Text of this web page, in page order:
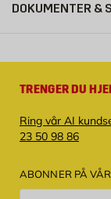
DOKUMENTER &
TRENGER DU
Ring vår AI
23 50 98 86
ABONNER PÅ